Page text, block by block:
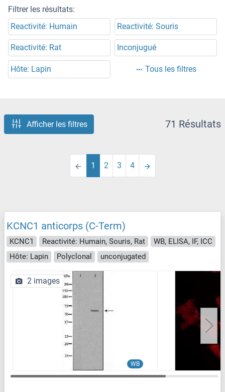
Filtrer les résultats:
Reactivité: Humain
Reactivité: Souris
Reactivité: Rat Inconjugué
Hôte: Lapin Tous les filtres
Afficher les filtres 71 Résultats
1 2 3 4
KCNC1 anticorps (C-Term)
KCNC1 Reactivité: Humain, Souris, Rat
WB, ELISA, IF, ICC
Hôte: Lapin
Polyclonal unconjugated
WB
2 images